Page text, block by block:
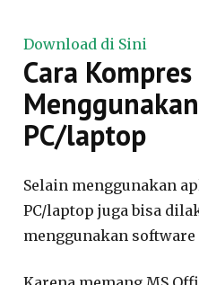
Download di Sini
Cara
PC/laptop
Selain menggunakan
PC/laptop juga bisa
menggunakan